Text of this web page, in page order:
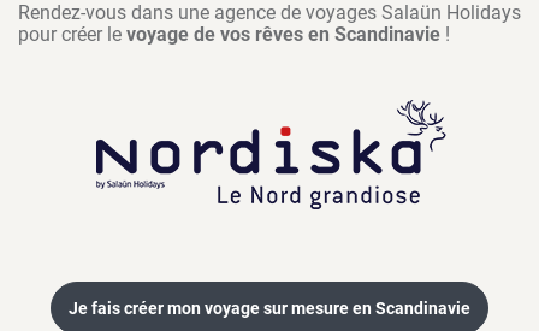
Rendez-vous dans une agence de voyages Salaün Holidays
pour créer le voyage de vos rêves en Scandinavie !
Je fais créer mon voyage sur mesure en Scandinavie